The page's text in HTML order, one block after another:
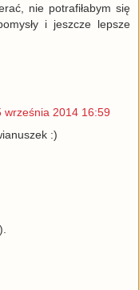
nie potrafiłabym się
i jeszcze lepsze
września 2014 16:59
:)